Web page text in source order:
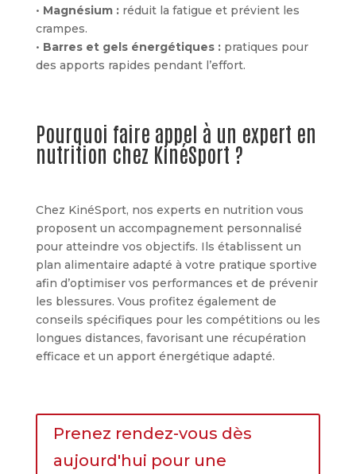
• Magnésium :réduit la fatigue et prévient les
crampes.
• Barres et gels énergétiques :pratiques pour
des apports rapides pendant l’effort.
Pourquoi faire appel à un expert en
nutrition chez KinéSport ?
Chez KinéSport, nos experts en nutrition vous
proposent un accompagnement personnalisé
pour atteindre vos objectifs. Ils établissent un
plan alimentaire adapté à votre pratique sportive
afin d’optimiser vos performances et de prévenir
les blessures. Vous profitez également de
conseils spécifiques pour les compétitions ou les
longues distances, favorisant une récupération
efficace et un apport énergétique adapté.
Prenez rendez-vous dès
aujourd'hui pour une